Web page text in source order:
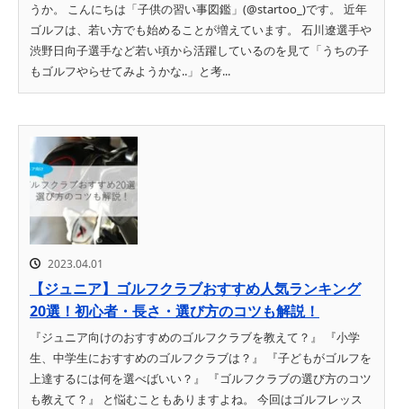
うか。 こんにちは「子供の習い事図鑑」(@startoo_)です。 近年
ゴルフは、若い方でも始めることが増えています。 石川遼選手や
渋野日向子選手など若い頃から活躍しているのを見て「うちの子
もゴルフやらせてみようかな..」と考...
2023.04.01
【ジュニア】ゴルフクラブおすすめ人気ランキング
20選！初心者・長さ・選び方のコツも解説！
『ジュニア向けのおすすめのゴルフクラブを教えて？』 『小学
生、中学生におすすめのゴルフクラブは？』 『子どもがゴルフを
上達するには何を選べばいい？』 『ゴルフクラブの選び方のコツ
も教えて？』 と悩むこともありますよね。 今回はゴルフレッス